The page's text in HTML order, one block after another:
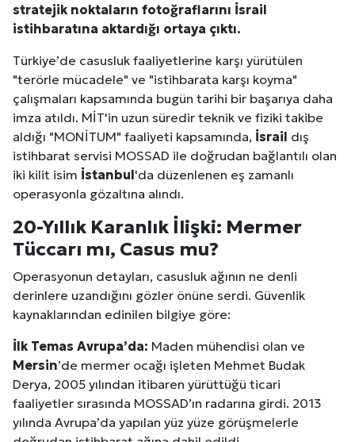
stratejik noktaların fotoğraflarını İsrail
istihbaratına aktardığı ortaya çıktı.
Türkiye’de casusluk faaliyetlerine karşı yürütülen
"terörle mücadele" ve "istihbarata karşı koyma"
çalışmaları kapsamında bugün tarihi bir başarıya daha
imza atıldı. MİT'in uzun süredir teknik ve fiziki takibe
aldığı "MONİTUM" faaliyeti kapsamında, İsrail dış
istihbarat servisi MOSSAD ile doğrudan bağlantılı olan
iki kilit isim İstanbul'da düzenlenen eş zamanlı
operasyonla gözaltına alındı.
20-Yıllık Karanlık İlişki: Mermer
Tüccarı mı, Casus mu?
Operasyonun detayları, casusluk ağının ne denli
derinlere uzandığını gözler önüne serdi. Güvenlik
kaynaklarından edinilen bilgiye göre:
İlk Temas Avrupa’da: Maden mühendisi olan ve
Mersin’de mermer ocağı işleten Mehmet Budak
Derya, 2005 yılından itibaren yürüttüğü ticari
faaliyetler sırasında MOSSAD’ın radarına girdi. 2013
yılında Avrupa’da yapılan yüz yüze görüşmelerle